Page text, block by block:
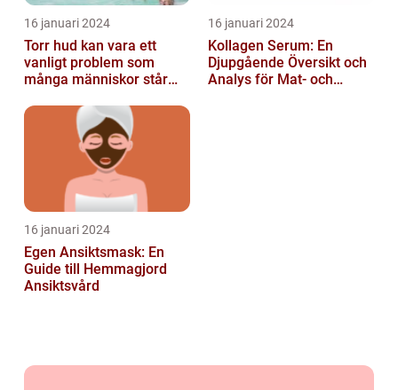
16 januari 2024
Torr hud kan vara ett
vanligt problem som
många människor står
16 januari 2024
Kollagen Serum: En
Djupgående Översikt och
Analys för Mat- och
16 januari 2024
Egen Ansiktsmask: En
Guide till Hemmagjord
Ansiktsvård